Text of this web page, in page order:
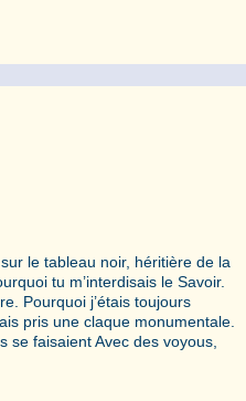
le tableau noir, héritière de la
tu m’interdisais le Savoir.
Pourquoi j’étais toujours
pris une claque monumentale.
se faisaient Avec des voyous,